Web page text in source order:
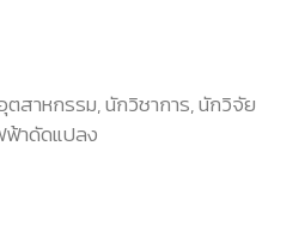
สาหกรรม, นักวิชาการ, นักวิจัย
ฟ้าดัดแปลง